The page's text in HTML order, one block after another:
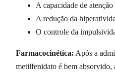
A capacidade de
A redução da
O controle da
Farmacocinética: Após a
metilfenidato é bem absorvido,